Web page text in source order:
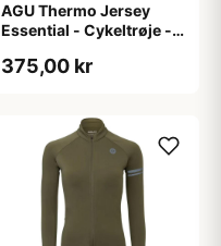
AGU Thermo Jersey
Essential - Cykeltrøje -
S
375,00 kr